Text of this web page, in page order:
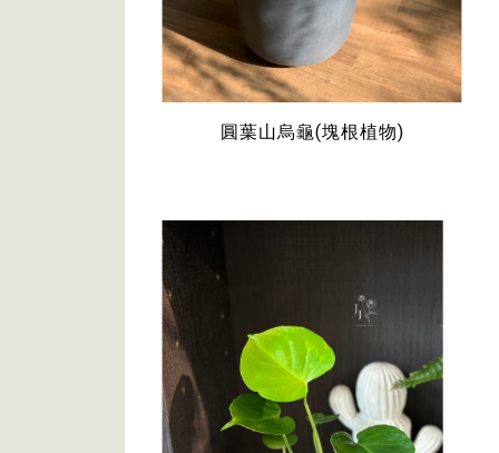
圓葉山烏龜(塊根植物)